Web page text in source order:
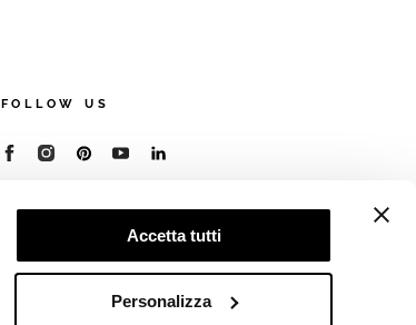
Accetta tutti
Personalizza
FOLLOW US
© 2026 - Cooperativa Ceramica d’Imola
R.E.A. BO 5545